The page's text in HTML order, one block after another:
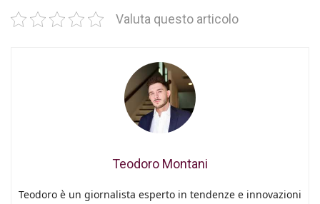
Valuta questo articolo
Teodoro Montani
Teodoro è un giornalista esperto in tendenze e innovazioni